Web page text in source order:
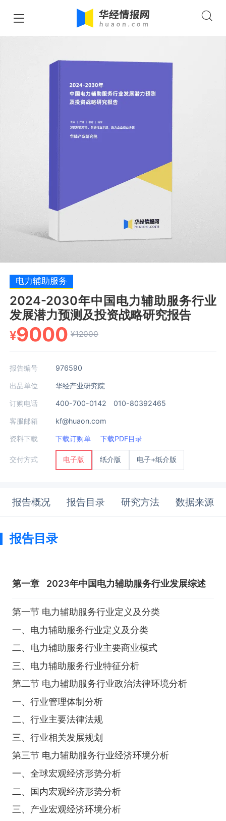
电力辅助服务
2024-2030年中国电力辅助服务行业
发展潜力预测及投资战略研究报告
¥9000 ¥12000
报告编号 976590
出品单位 华经产业研究院
订购电话 400-700-0142 010-80392465
客服邮箱 kf@huaon.com
资料下载 下载订购单 下载PDF目录
交付方式 电子版 纸介版 电子+纸介版
报告概况 报告目录 研究方法 数据来源
报告目录
第一章 2023年中国电力辅助服务行业发展综述
第一节 电力辅助服务行业定义及分类
一、电力辅助服务行业定义及分类
二、电力辅助服务行业主要商业模式
三、电力辅助服务行业特征分析
第二节 电力辅助服务行业政治法律环境分析
一、行业管理体制分析
二、行业主要法律法规
三、行业相关发展规划
第三节 电力辅助服务行业经济环境分析
一、全球宏观经济形势分析
二、国内宏观经济形势分析
三、产业宏观经济环境分析